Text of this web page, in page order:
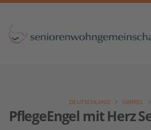
PflegeEngel mit Herz
DEUTSCHLAND GARREL